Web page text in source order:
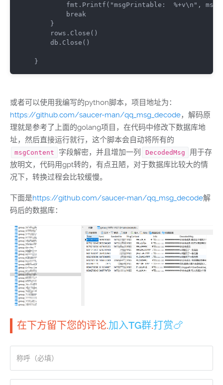
        fmt.Printf(
"msgPrintable:  %+v\n" ,
break
    }
    rows.Close()
    db.Close()
或者可以使用我编写的python脚本，项目地址为：
https://github.com/saucer-man/qq_msg_decode，解码原
理就是参考了上面的golang项目，在代码中修改下数据库地
址，然后直接运行就行，这个脚本会自动将所有的
msgContent 字段解密，并且增加一列 DecodedMsg
用于存
放明文，代码用gpt转的，有点丑陋，对于数据库比较大的情
况下，转换过程会比较缓慢。
下面是https://github.com/saucer-man/qq_msg_decode解
码后的数据库：
在下方留下您的评论.加入TG群.打赏🍗